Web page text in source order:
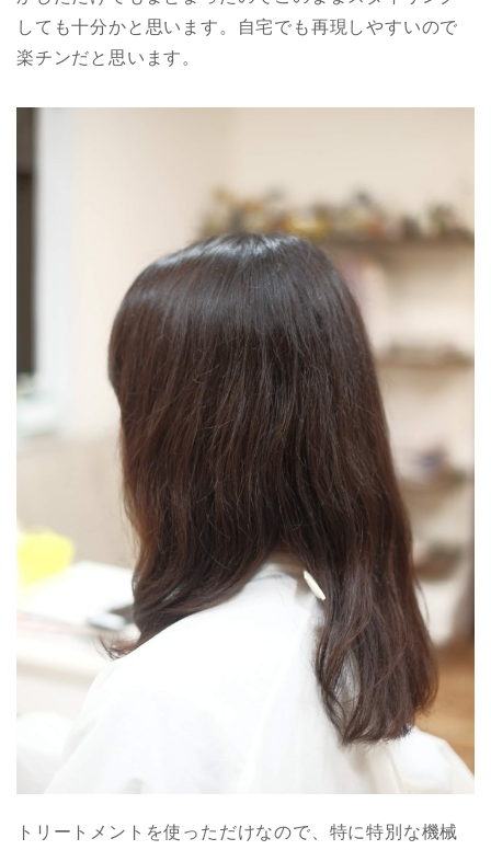
しても十分かと思います。自宅でも再現しやすいので
楽チンだと思います。
トリートメントを使っただけなので、特に特別な機械